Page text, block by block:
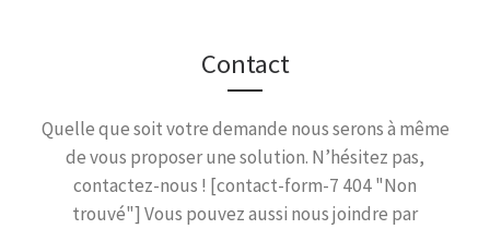
Contact
Quelle que soit votre demande nous serons à même
de vous proposer une solution. N’hésitez pas,
contactez-nous ! [contact-form-7 404 "Non
trouvé"] Vous pouvez aussi nous joindre par